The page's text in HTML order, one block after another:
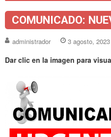
COMUNICADO:
administrador 3 agosto, 2023
Dar clic en la imagen para